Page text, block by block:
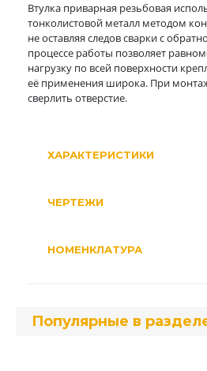
Втулка приварная резьбовая
тонколистовой металл методом
не оставляя следов сварки с
процессе работы позволяет
нагрузку по всей поверхности
её применения широка. При
сверлить отверстие.
ХАРАКТЕРИСТИКИ
ЧЕРТЕЖИ
НОМЕНКЛАТУРА
Популярные в